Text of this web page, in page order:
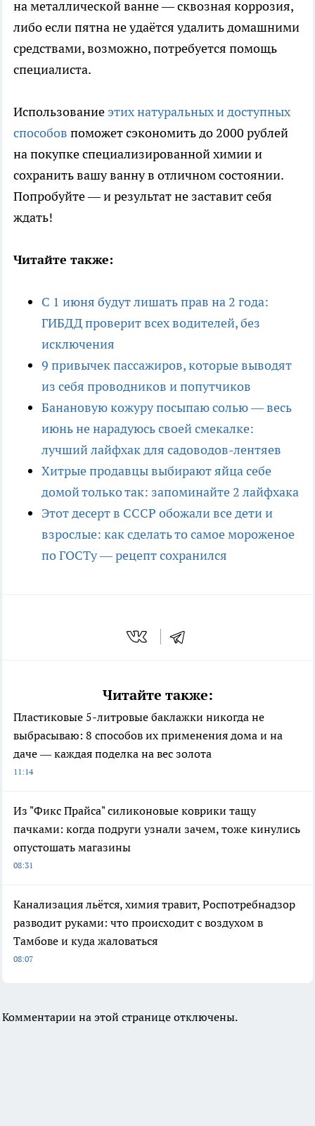
на металлической ванне — сквозная коррозия,
либо если пятна не удаётся удалить домашними
средствами, возможно, потребуется помощь
специалиста.
Использование этих натуральных и доступных
способов поможет сэкономить до 2000 рублей
на покупке специализированной химии и
сохранить вашу ванну в отличном состоянии.
Попробуйте — и результат не заставит себя
ждать!
Читайте также:
С 1 июня будут лишать прав на 2 года:
ГИБДД проверит всех водителей, без
исключения
9 привычек пассажиров, которые выводят
из себя проводников и попутчиков
Банановую кожуру посыпаю солью — весь
июнь не нарадуюсь своей смекалке:
лучший лайфхак для садоводов-лентяев
Хитрые продавцы выбирают яйца себе
домой только так: запоминайте 2 лайфхака
Этот десерт в СССР обожали все дети и
взрослые: как сделать то самое мороженое
по ГОСТу — рецепт сохранился
Читайте также:
Пластиковые 5-литровые баклажки никогда не
выбрасываю: 8 способов их применения дома и на
даче — каждая поделка на вес золота
11:14
Из "Фикс Прайса" силиконовые коврики тащу
пачками: когда подруги узнали зачем, тоже кинулись
опустошать магазины
08:31
Канализация льётся, химия травит, Роспотребнадзор
разводит руками: что происходит с воздухом в
Тамбове и куда жаловаться
08:07
Комментарии на этой странице отключены.